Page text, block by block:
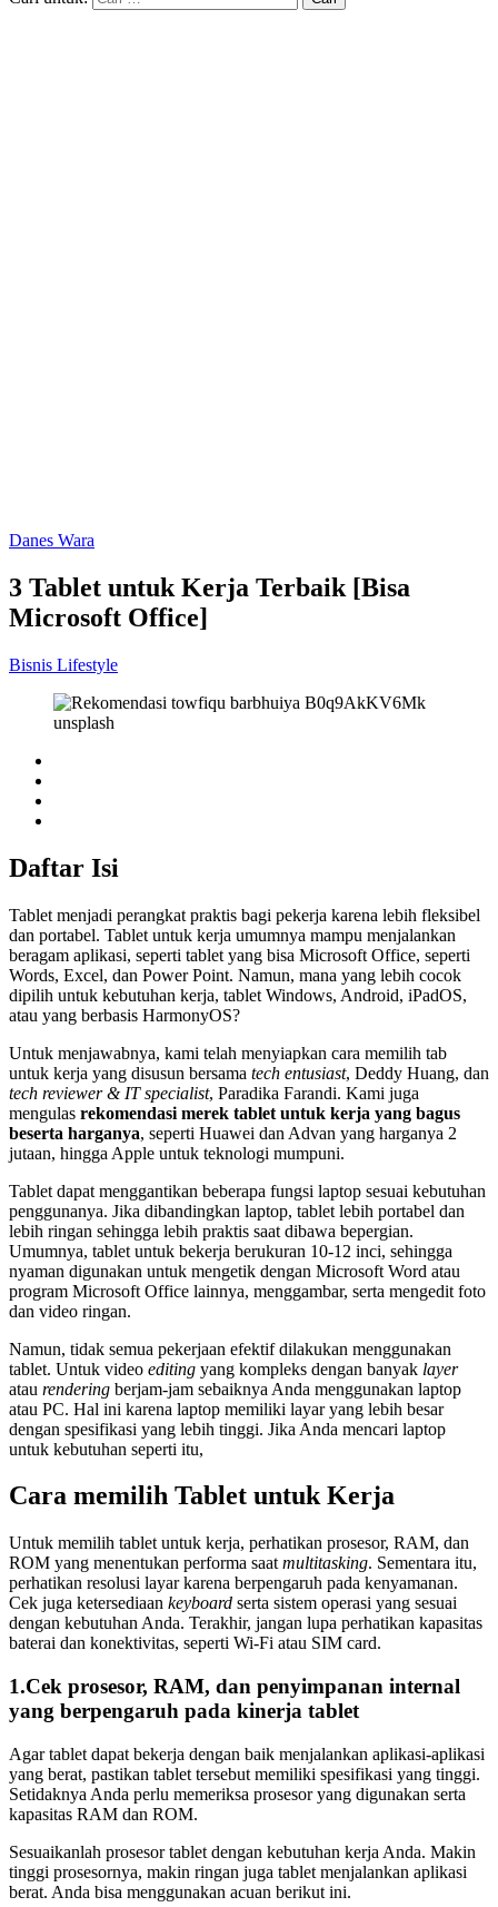
Danes Wara
3 Tablet untuk Kerja Terbaik [Bisa
Microsoft Office]
Bisnis Lifestyle
Daftar Isi
Tablet menjadi perangkat praktis bagi pekerja karena lebih fleksibel
dan portabel. Tablet untuk kerja umumnya mampu menjalankan
beragam aplikasi, seperti tablet yang bisa Microsoft Office, seperti
Words, Excel, dan Power Point. Namun, mana yang lebih cocok
dipilih untuk kebutuhan kerja, tablet Windows, Android, iPadOS,
atau yang berbasis HarmonyOS?
Untuk menjawabnya, kami telah menyiapkan cara memilih tab
untuk kerja yang disusun bersama tech entusiast, Deddy Huang, dan
tech reviewer & IT specialist, Paradika Farandi. Kami juga
mengulas rekomendasi merek tablet untuk kerja yang bagus
beserta harganya, seperti Huawei dan Advan yang harganya 2
jutaan, hingga Apple untuk teknologi mumpuni.
Tablet dapat menggantikan beberapa fungsi laptop sesuai kebutuhan
penggunanya. Jika dibandingkan laptop, tablet lebih portabel dan
lebih ringan sehingga lebih praktis saat dibawa bepergian.
Umumnya, tablet untuk bekerja berukuran 10-12 inci, sehingga
nyaman digunakan untuk mengetik dengan Microsoft Word atau
program Microsoft Office lainnya, menggambar, serta mengedit foto
dan video ringan.
Namun, tidak semua pekerjaan efektif dilakukan menggunakan
tablet. Untuk video editing yang kompleks dengan banyak layer
atau rendering berjam-jam sebaiknya Anda menggunakan laptop
atau PC. Hal ini karena laptop memiliki layar yang lebih besar
dengan spesifikasi yang lebih tinggi. Jika Anda mencari laptop
untuk kebutuhan seperti itu,
Cara memilih Tablet untuk Kerja
Untuk memilih tablet untuk kerja, perhatikan prosesor, RAM, dan
ROM yang menentukan performa saat multitasking. Sementara itu,
perhatikan resolusi layar karena berpengaruh pada kenyamanan.
Cek juga ketersediaan keyboard serta sistem operasi yang sesuai
dengan kebutuhan Anda. Terakhir, jangan lupa perhatikan kapasitas
baterai dan konektivitas, seperti Wi-Fi atau SIM card.
1.Cek prosesor, RAM, dan penyimpanan internal
yang berpengaruh pada kinerja tablet
Agar tablet dapat bekerja dengan baik menjalankan aplikasi-aplikasi
yang berat, pastikan tablet tersebut memiliki spesifikasi yang tinggi.
Setidaknya Anda perlu memeriksa prosesor yang digunakan serta
kapasitas RAM dan ROM.
Sesuaikanlah prosesor tablet dengan kebutuhan kerja Anda. Makin
tinggi prosesornya, makin ringan juga tablet menjalankan aplikasi
berat. Anda bisa menggunakan acuan berikut ini.